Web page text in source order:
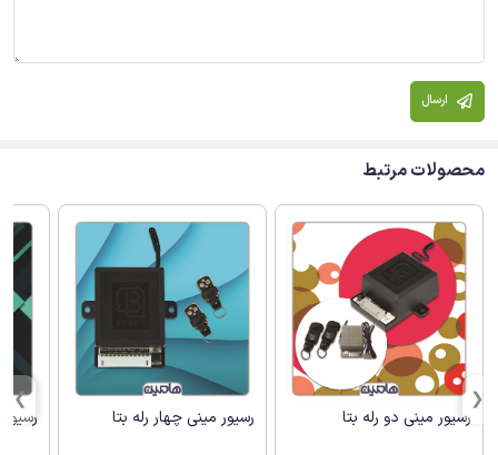
ارسال
محصولات مرتبط
رسیور مینی دو رله بتا رسیور مینی چهار رله بتا